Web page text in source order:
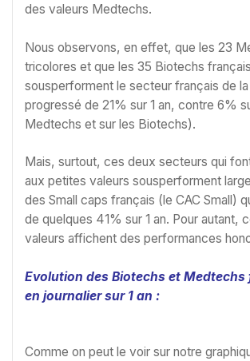
des valeurs Medtechs.
Nous observons, en effet, que les 23
tricolores et que les 35 Biotechs
sousperforment le secteur français de la
progressé de 21% sur 1 an, contre 6%
Medtechs et sur les Biotechs).
Mais, surtout, ces deux secteurs qui
aux petites valeurs sousperforment
des Small caps français (le CAC Small)
de quelques 41% sur 1 an. Pour autant,
valeurs affichent des performances
Evolution des Biotechs et Medtechs
en journalier sur 1 an :
Comme on peut le voir sur notre